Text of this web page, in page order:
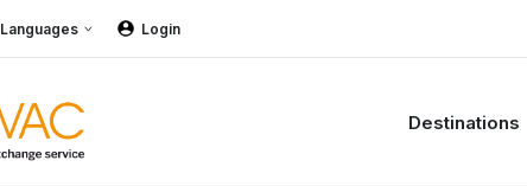
Languages Login
Destinations